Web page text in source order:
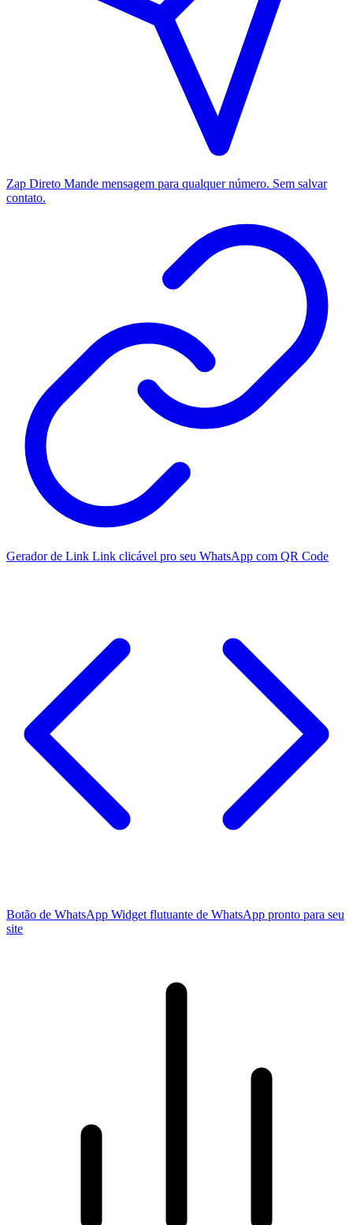
Zap Direto Mande mensagem para qualquer número. Sem salvar
contato.
Gerador de Link Link clicável pro seu WhatsApp com QR Code
Botão de WhatsApp Widget flutuante de WhatsApp pronto para seu
site